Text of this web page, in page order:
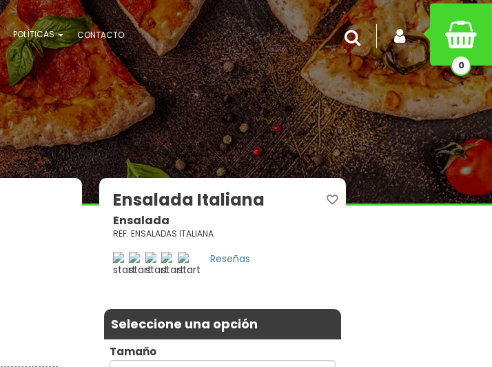
POLÍTICAS CONTACTO INICIAR SESIÓN
Buscar
0
Ensalada Italiana
Ensalada
REF: ENSALADAS ITALIANA
Reseñas
Seleccione una opción
Tamaño